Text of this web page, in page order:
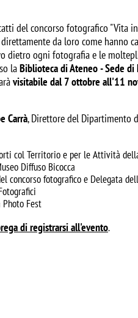
del concorso fotografico "Vita
da loro come hanno
dietro ogni fotografia e le
laBiblioteca di Ateneo- Sede di
visitabile dal 7 ottobre all'11
Carrà, Direttore del Dipartimento
col Territorio e per le Attività
Diffuso Bicocca
concorso fotografico e Delegata
Fest
di registrarsi all'evento.